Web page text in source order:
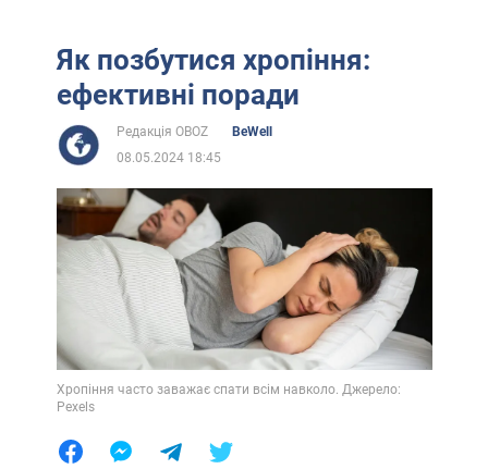
Як позбутися хропіння:
ефективні поради
Редакція OBOZ
BeWell
08.05.2024 18:45
Хропіння часто заважає спати всім навколо. Джерело:
Pexels